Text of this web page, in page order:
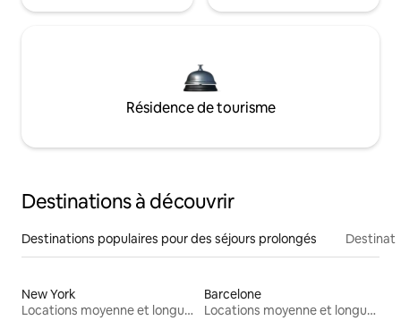
Résidence de tourisme
Destinations à découvrir
Destinations populaires pour des séjours prolongés
New York
Locations moyenne et longue durée
Barcelone
Locations moyenne et longue durée